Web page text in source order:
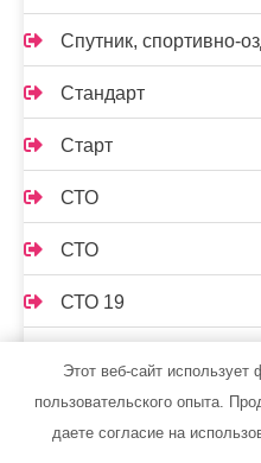
Спутник, спортивно-
Стандарт
Старт
СТО
СТО
СТО 19
СТО Градиент
Этот веб-сайт
пользовательского опыта.
даете согласие на